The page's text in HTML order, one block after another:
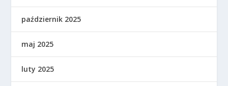
październik 2025
maj 2025
luty 2025